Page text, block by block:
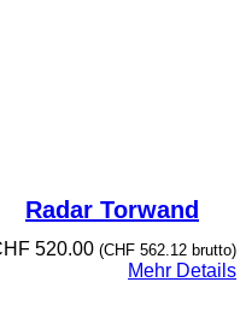
Radar Torwand
520.00 (CHF562.12brutto)
Mehr Details